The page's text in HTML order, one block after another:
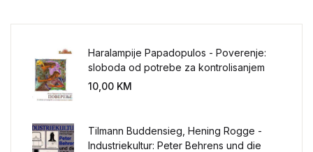
Haralampije Papadopulos - Poverenje:
sloboda od potrebe za kontrolisanjem
sveta
10,00 KM
Tilmann Buddensieg, Hening Rogge -
Industriekultur: Peter Behrens und die